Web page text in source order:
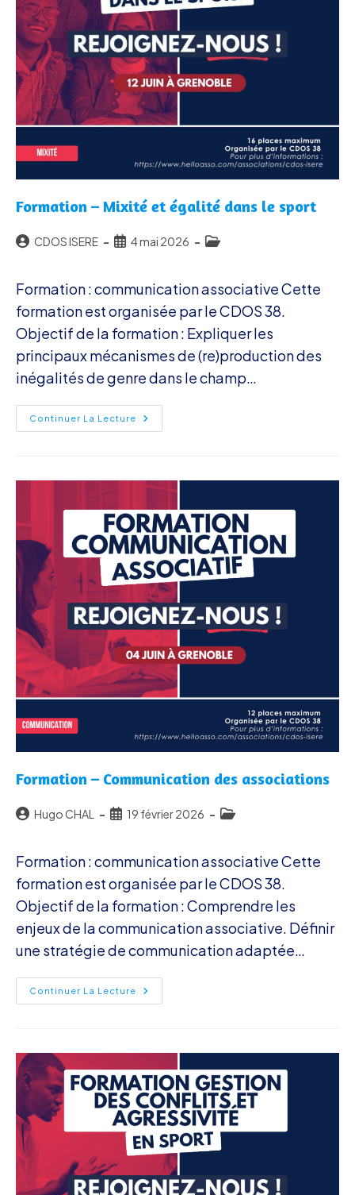
Formation – Mixité et égalité dans le sport
Auteur/autrice
publication :
CDOS ISERE
Publication
4 mai 2026
Post
Formation : communication associative Cette
formation est organisée par le CDOS 38.
Objectif de la formation : Expliquer les
principaux mécanismes de (re)production des
inégalités de genre dans le champ…
Continuer La Lecture Formation
–
Le
Formation – Communication des associations
Auteur/autrice
publication :
Hugo CHAL
Publication
19 février 2026
Post
Formation : communication associative Cette
formation est organisée par le CDOS 38.
Objectif de la formation : Comprendre les
enjeux de la communication associative. Définir
une stratégie de communication adaptée…
Continuer La Lecture Formation
–